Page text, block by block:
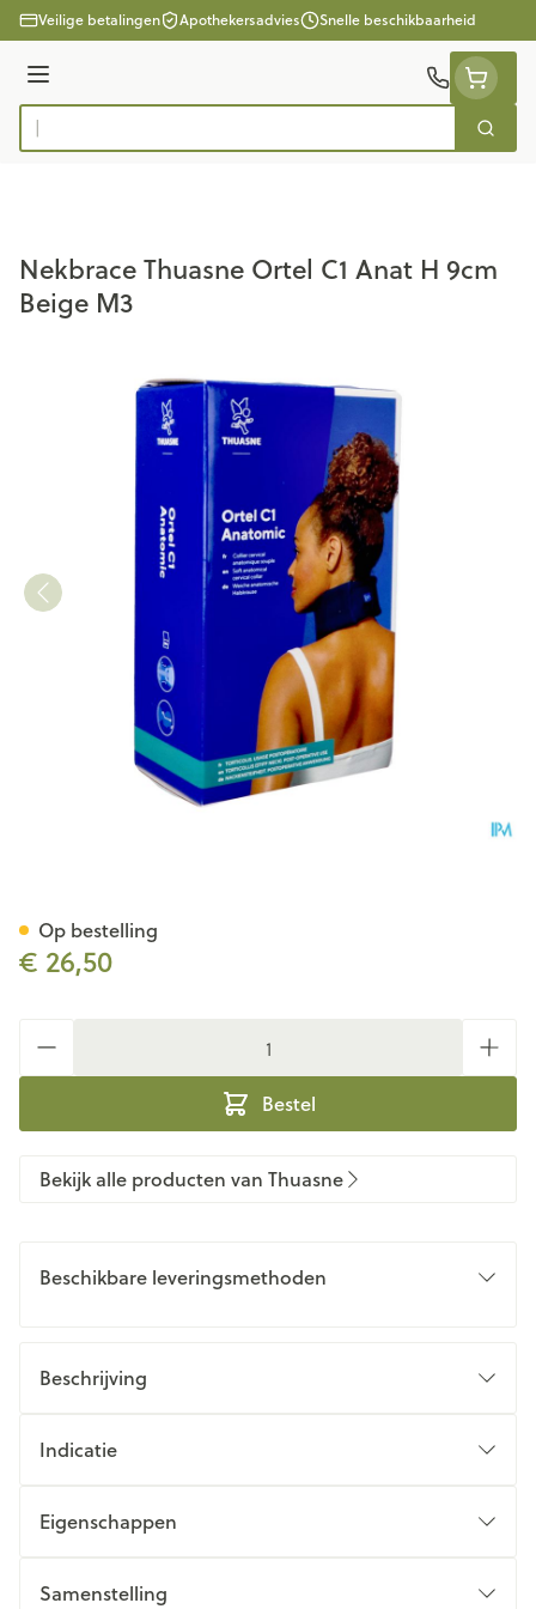
Ga naar de inhoud
Veilige betalingen Apothekersadvies Snelle beschikbaarheid
Menu
Product, merk, categorie...
Zoek
Nekbrace Thuasne Ortel C1 Anat H 9cm
Beige M3
€ 26,50
Bestel
Op bestelling
Bekijk alle producten van Thuasne
Beschikbare leveringsmethoden
Beschrijving
Indicatie
Eigenschappen
Samenstelling